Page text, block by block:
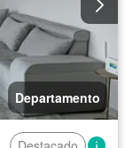
Departamento